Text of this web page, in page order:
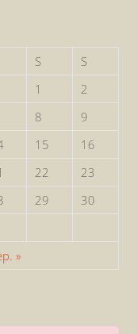
S
S
1
2
8
9
15
16
22
23
29
30
»